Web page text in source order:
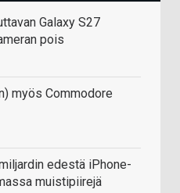
Galaxy S27
pois
myös Commodore
edestä iPhone-
muistipiirejä